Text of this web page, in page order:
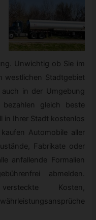
Unwichtig ob Sie im
westlichen Stadtgebiet
in der Umgebung
gleich beste
in Ihrer Stadt kostenlos
Automobile aller
Fabrikate oder
anfallende Formalien
abmelden.
Kosten,